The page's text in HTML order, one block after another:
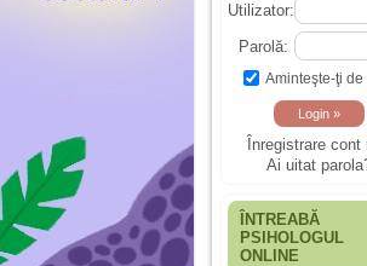
Utilizator:
Parolă:
Aminteşte-ţi de
Înregistrare cont
Ai uitat
ÎNTREABĂ
PSIHOLOGUL
ONLINE